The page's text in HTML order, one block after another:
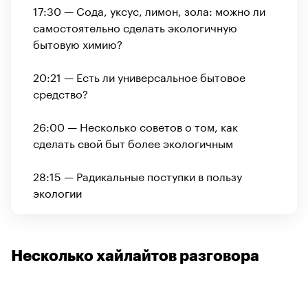
17:30 — Сода, уксус, лимон, зола: можно ли
самостоятельно сделать экологичную
бытовую химию?
20:21 — Есть ли универсальное бытовое
средство?
26:00 — Несколько советов о том, как
сделать свой быт более экологичным
28:15 — Радикальные поступки в пользу
экологии
Несколько хайлайтов разговора